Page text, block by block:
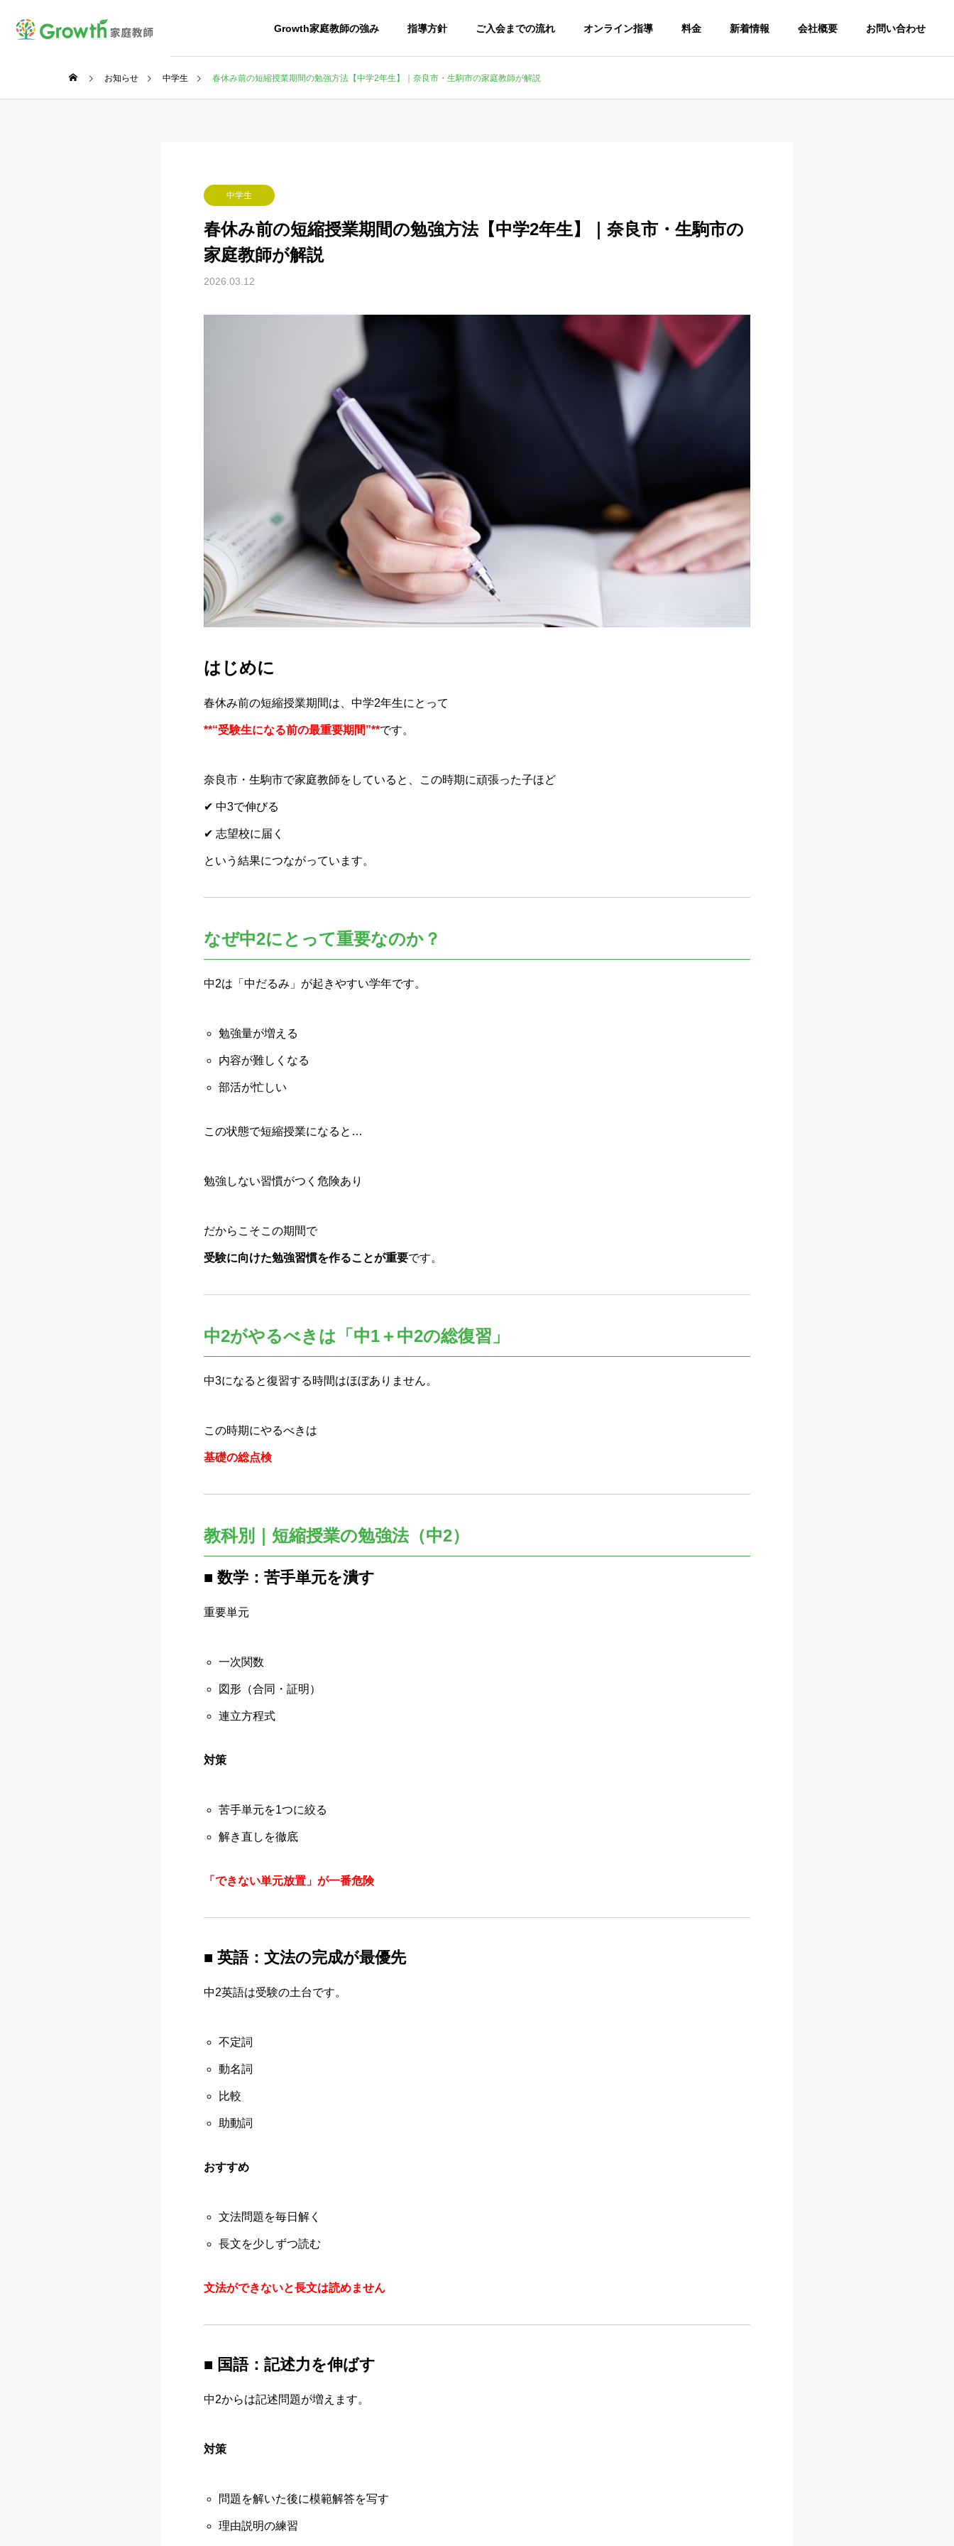
Growth家庭教師の強み 指導方針 ご入会までの流れ オンライン指導 料金 新着情報 会社概要 お問い合わせ
お知らせ 中学生 春休み前の短縮授業期間の勉強方法【中学2年生】｜奈良市・生駒市の家庭教師が解説
中学生
春休み前の短縮授業期間の勉強方法【中学2年生】｜奈良市・生駒市の
家庭教師が解説
2026.03.12
はじめに
春休み前の短縮授業期間は、中学2年生にとって
**“受験生になる前の最重要期間”**です。
奈良市・生駒市で家庭教師をしていると、この時期に頑張った子ほど
✔ 中3で伸びる
✔ 志望校に届く
という結果につながっています。
なぜ中2にとって重要なのか？
中2は「中だるみ」が起きやすい学年です。
勉強量が増える
内容が難しくなる
部活が忙しい
この状態で短縮授業になると…
勉強しない習慣がつく危険あり
だからこそこの期間で
受験に向けた勉強習慣を作ることが重要です。
中2がやるべきは「中1＋中2の総復習」
中3になると復習する時間はほぼありません。
この時期にやるべきは
基礎の総点検
教科別｜短縮授業の勉強法（中2）
■ 数学：苦手単元を潰す
重要単元
一次関数
図形（合同・証明）
連立方程式
対策
苦手単元を1つに絞る
解き直しを徹底
「できない単元放置」が一番危険
■ 英語：文法の完成が最優先
中2英語は受験の土台です。
不定詞
動名詞
比較
助動詞
おすすめ
文法問題を毎日解く
長文を少しずつ読む
文法ができないと長文は読めません
■ 国語：記述力を伸ばす
中2からは記述問題が増えます。
対策
問題を解いた後に模範解答を写す
理由説明の練習